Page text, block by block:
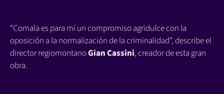
“Comala es para mí un compromiso agridulce con la
oposición a la normalización de la criminalidad”, describe el
director regiomontanoGian Cassini, creador de esta gran
obra.